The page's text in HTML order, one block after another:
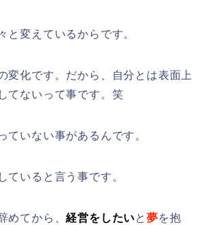
と変えているからです。
変化です。だから、自分とは表面上
てないって事です。笑
ていない事があるんです。
ていると言う事です。
めてから、経営をしたいと夢を抱